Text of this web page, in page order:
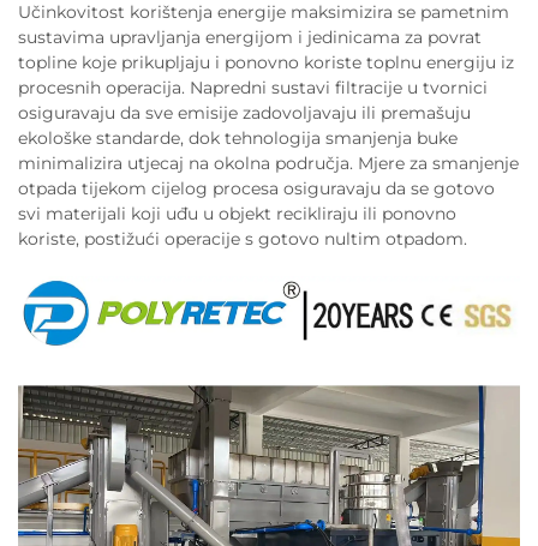
Učinkovitost korištenja energije maksimizira se pametnim
sustavima upravljanja energijom i jedinicama za povrat
topline koje prikupljaju i ponovno koriste toplnu energiju iz
procesnih operacija. Napredni sustavi filtracije u tvornici
osiguravaju da sve emisije zadovoljavaju ili premašuju
ekološke standarde, dok tehnologija smanjenja buke
minimalizira utjecaj na okolna područja. Mjere za smanjenje
otpada tijekom cijelog procesa osiguravaju da se gotovo
svi materijali koji uđu u objekt recikliraju ili ponovno
koriste, postižući operacije s gotovo nultim otpadom.